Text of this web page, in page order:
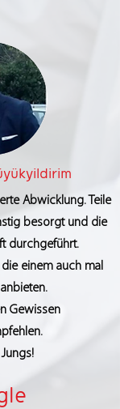
Abwicklung. Teile
besorgt und die
durchgeführt.
einem auch mal
Gewissen